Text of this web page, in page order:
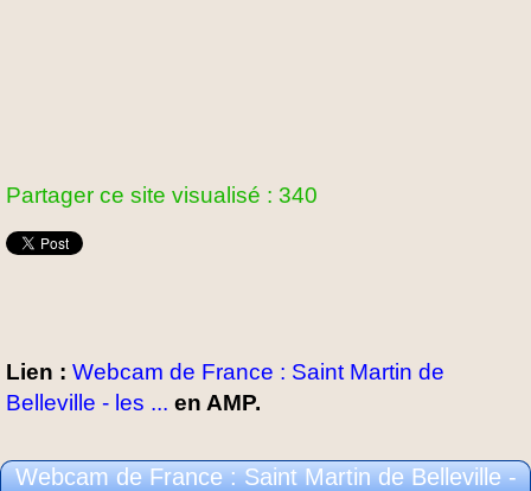
Partager ce site visualisé : 340
Lien : Webcam de France : Saint Martin de
Belleville - les ... en AMP.
Webcam de France : Saint Martin de Belleville -